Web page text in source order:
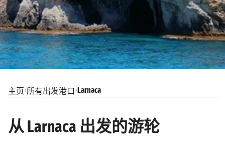
主页›所有出发港口›Larnaca
从 Larnaca 出发的游轮